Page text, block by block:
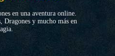
en una aventura online.
Dragones y mucho más en